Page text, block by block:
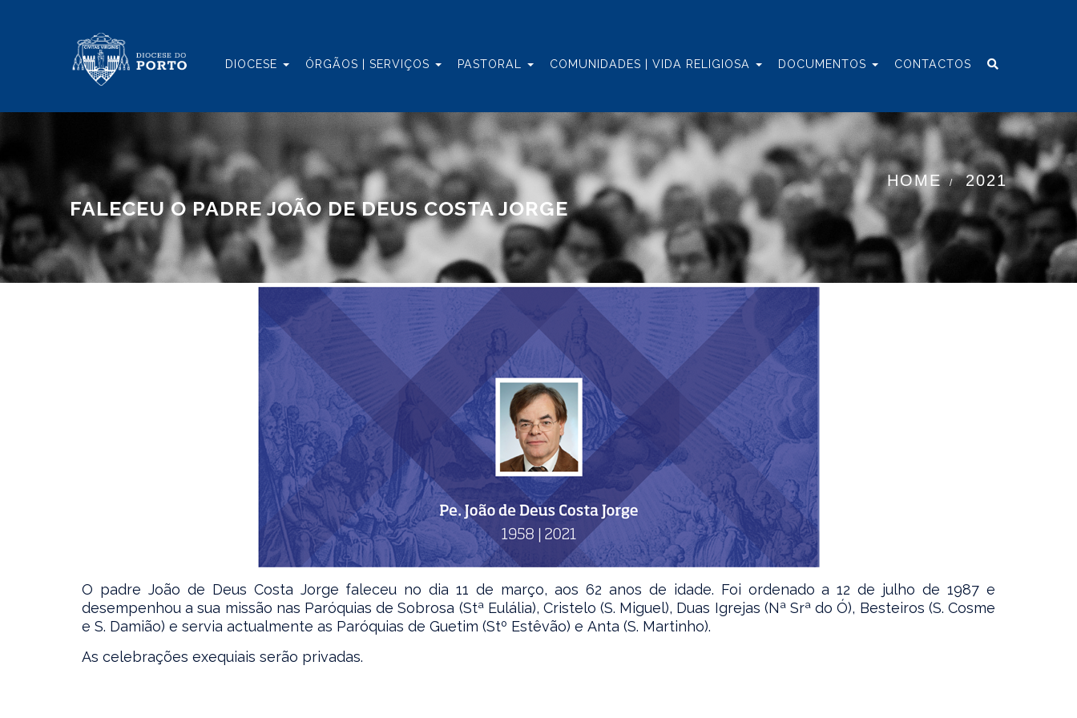
DIOCESE ÓRGÃOS | SERVIÇOS PASTORAL COMUNIDADES | VIDA RELIGIOSA DOCUMENTOS CONTACTOS
HOME 2021
FALECEU O PADRE JOÃO DE DEUS COSTA JORGE
O padre João de Deus Costa Jorge faleceu no dia 11 de março, aos 62 anos de idade. Foi ordenado a 12 de julho de 1987 e
desempenhou a sua missão nas Paróquias deSobrosa (Stª Eulália), Cristelo (S. Miguel), Duas Igrejas (Nª Srª do Ó), Besteiros (S. Cosme
e S. Damião) e servia actualmente as Paróquias de Guetim (Stº Estêvão) e Anta (S. Martinho).
As celebrações exequiais serão privadas.